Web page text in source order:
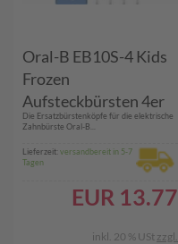
Oral-B EB10S-4 Kids
Frozen
Aufsteckbürsten 4er
Die Ersatzbürstenköpfe für die elektrische
Zahnbürste Oral-B...
Lieferzeit:versandbereit in 5-7
Tagen
EUR 13.77
inkl. 20 % USt zzgl.